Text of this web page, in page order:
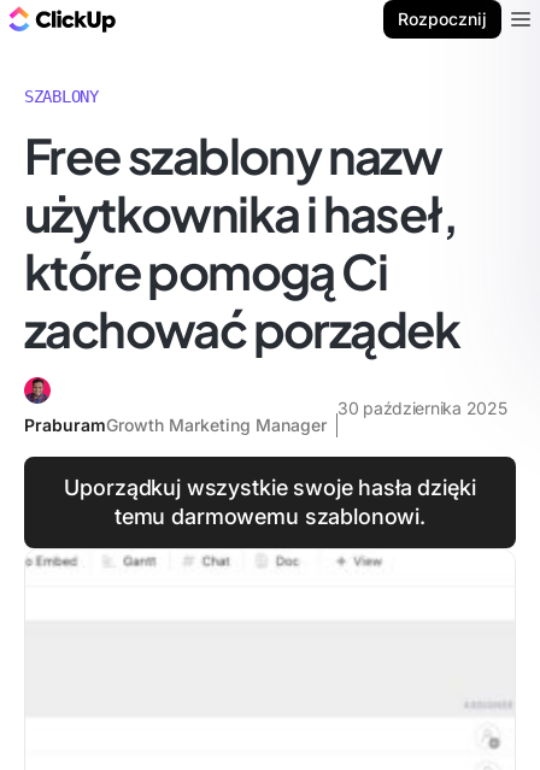
Rozpocznij
SZABLONY
Free szablony nazw
użytkownika i haseł,
które pomogą Ci
zachować porządek
PraburamGrowth Marketing Manager
30 października 2025
Uporządkuj wszystkie swoje hasła dzięki
temu darmowemu szablonowi.